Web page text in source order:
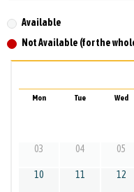
Available
Not Available (for the
Mon Tue Wed
03 04 05
10 11 12